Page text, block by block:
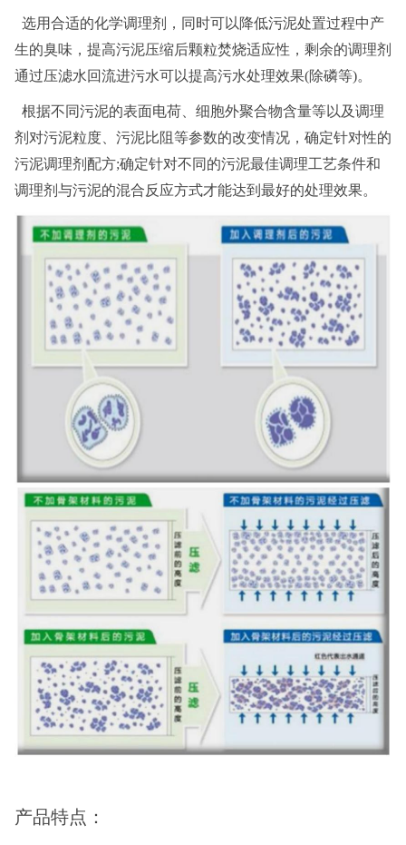
选用合适的化学调理剂，同时可以降低污泥处置过程中产
生的臭味，提高污泥压缩后颗粒焚烧适应性，剩余的调理剂
通过压滤水回流进污水可以提高污水处理效果(除磷等)。
根据不同污泥的表面电荷、细胞外聚合物含量等以及调理
剂对污泥粒度、污泥比阻等参数的改变情况，确定针对性的
污泥调理剂配方;确定针对不同的污泥最佳调理工艺条件和
调理剂与污泥的混合反应方式才能达到最好的处理效果。
产品特点：